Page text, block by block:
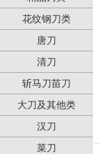
花纹钢刀类
唐刀
清刀
斩马刀苗刀
大刀及其他类
汉刀
菜刀